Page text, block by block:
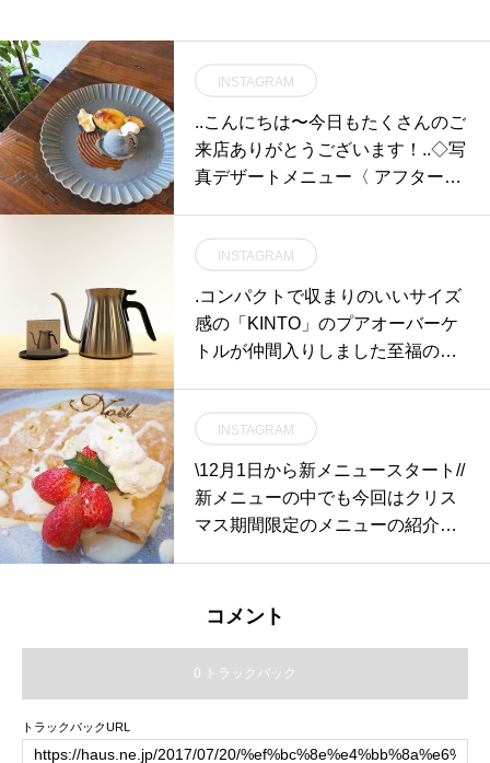
INSTAGRAM
..こんにちは〜︎今日もたくさんのご
来店ありがとうございます！..◇写
真デザートメニュー〈 アフターテ
を包み込んで焼き上げたあつあつ
のスイートポテトと自家製黒胡麻
アイスのスイーツプレート。こち
らは11月いっぱいで終了となりま
日も21時まで営業しております。
(ラストオーダー 20時15分)ご来店
お待ちしております。.. #期間限定
#スイートポテト #スイートポテト
#カスタードクリーム #自家製アイ
ス #アイスクリーム #icecream # #
黒胡麻アイス#dessert #sweet #ca
s_matsue#hausmatsue #松江カフ
INSTAGRAM
.コンパクトで収まりのいいサイズ
感の「KINTO」のプアオーバーケ
トルが仲間入りしました️至福のひ
した。細長く途中で湾曲した形状
のノズルはお湯を注ぐ速度や量を
調整しやすくするための工夫。ス
トレスフリーを前提に考えられて
コーヒータイムを楽しむことがで
感が異なるのもポイントの一つ。
ぜひ店頭へご覧にお越しくださ
い。.#kinto#キントー#pouroverket
INSTAGRAM
\12月1日から新メニュースタート//
新メニューの中でも今回はクリス
マス期間限定のメニューの紹介で
イチゴをトッピング.雪の様なホワ
ABLE HÅUSモーニング9:00〜11:
コメント
0 トラックバック
トラックバックURL